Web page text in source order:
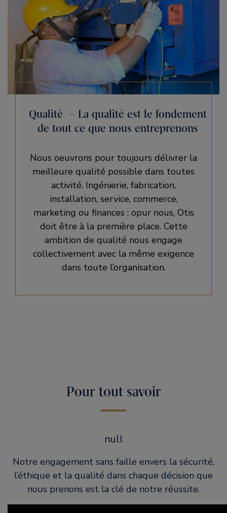
Qualité – La qualité est le fondement
de tout ce que nous entreprenons
Nous oeuvrons pour toujours délivrer la
meilleure qualité possible dans toutes
activité. Ingénierie, fabrication,
installation, service, commerce,
marketing ou finances : opur nous, Otis
doit être à la première place. Cette
ambition de qualité nous engage
collectivement avec la même exigence
dans toute l’organisation.
Pour tout savoir
null
Notre engagement sans faille envers la sécurité,
l’éthique et la qualité dans chaque décision que
nous prenons est la clé de notre réussite.